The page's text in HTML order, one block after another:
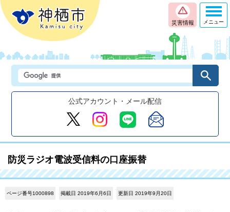
災害情報
公式アカウント・メール配信
メニュー
防災ラジオ電波受信料の口座振替
ページ番号1000898 掲載日 2019年6月6日 更新日 2019年9月20日